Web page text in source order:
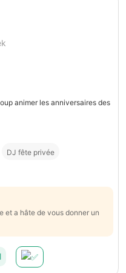
animer les anniversaires des
DJ fête privée
et a hâte de vous donner un